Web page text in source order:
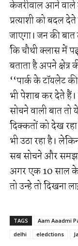
केजरीवाल आने
प्रत्याशी को बदल
जाएगा। जन की
कि चौथी क्लास में
बताता है अपने
‘‘पार्क के टाॅयलेट
भी पेशाब कर देते
सोचने वाली बात तो
दिक्कतों को देख
भी उठा रहा है।
सब सोचने और
अगर एक 10 साल के
तो उन्हे तो दिखना
TAGS Aam Aaadmi
delhi
eledctions